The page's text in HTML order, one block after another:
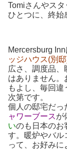
Tomiさんやス
ひとつに、終始
Mercersburg Inn
ッジハウス(別
広さ、調度品
はありません。
もよし、毎回
次第です。
個人の邸宅だっ
ャワーブースが
いのも日本のお
す。暖炉やバル
って、お好みに